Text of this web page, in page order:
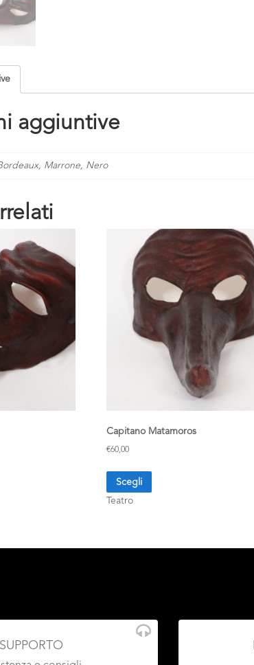
aggiuntive
Marrone, Nero
Capitano Matamoros
€60,00
Scegli
Teatro
SUPPORTO